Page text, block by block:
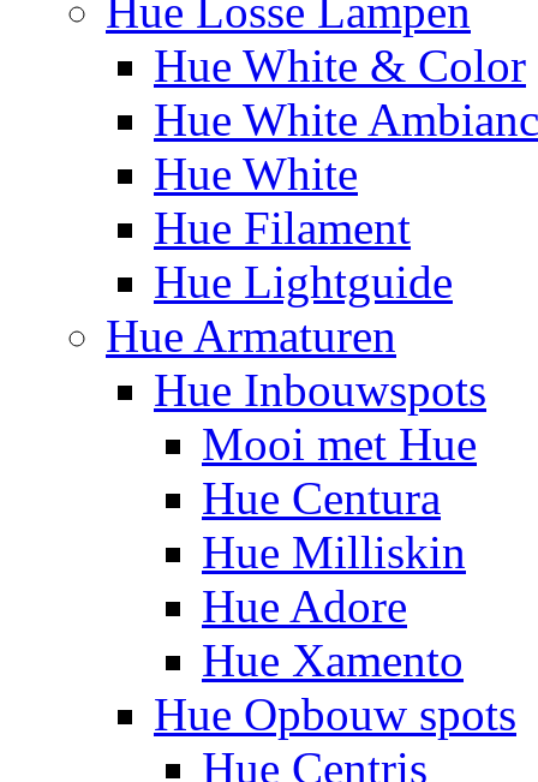
Hue Losse Lampen
Hue White & Color
Hue White
Hue White
Hue Filament
Hue Lightguide
Hue Armaturen
Hue Inbouwspots
Mooi met Hue
Hue Centura
Hue Milliskin
Hue Adore
Hue Xamento
Hue Opbouw spots
Hue Centris